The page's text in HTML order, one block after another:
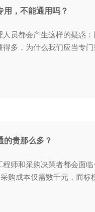
，不能通用吗？
员都会产生这样的疑惑
多，为什么我们应当专
贵那么多？
师和采购决策者都会面
购成本仅需数千元，而标